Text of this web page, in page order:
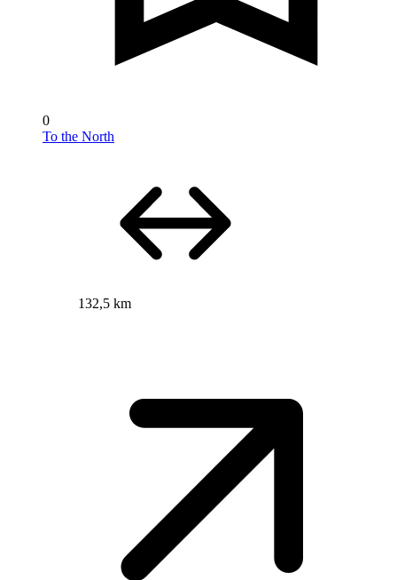
0
To the North
132,5 km